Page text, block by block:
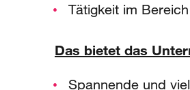
Tätigkeit im
Das bietet das
Spannende und